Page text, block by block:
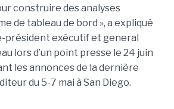
construire des analyses
de tableau de bord », a expliqué
président exécutif et general
lors d’un point presse le 24 juin
les annonces de la dernière
du 5-7 mai à San Diego.